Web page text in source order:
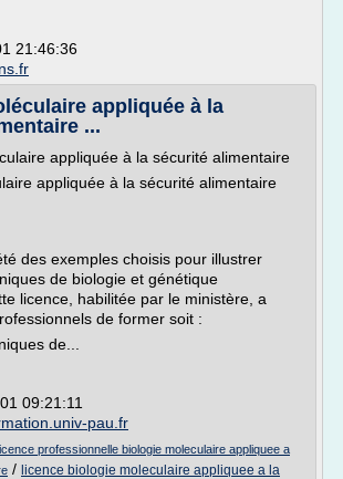
21:46:36
appliquée à la
...
appliquée à la sécurité alimentaire
appliquée à la sécurité alimentaire
des exemples choisis pour illustrer
de biologie et génétique
licence, habilitée par le ministère, a
de former soit :
de...
09:21:11
pau.fr
professionnelle biologie moleculaire appliquee a
/ licence biologie moleculaire appliquee a la